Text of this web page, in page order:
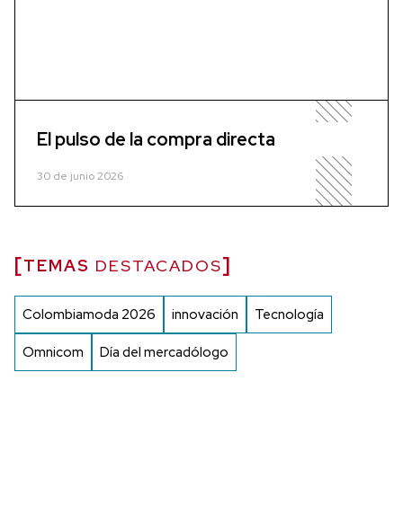
El pulso de la compra directa
30 de junio 2026
TEMAS DESTACADOS
Colombiamoda 2026 innovación Tecnología
Omnicom Día del mercadólogo